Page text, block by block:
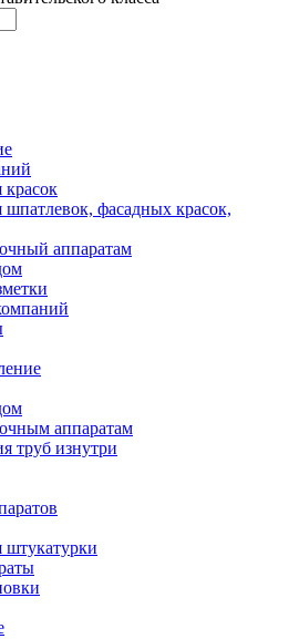
красок
фасадных красок,
аппаратам
аппаратам
труб изнутри
штукатурки